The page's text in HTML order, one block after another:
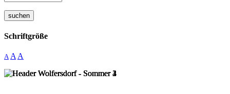
suchen
Schriftgröße
A A A